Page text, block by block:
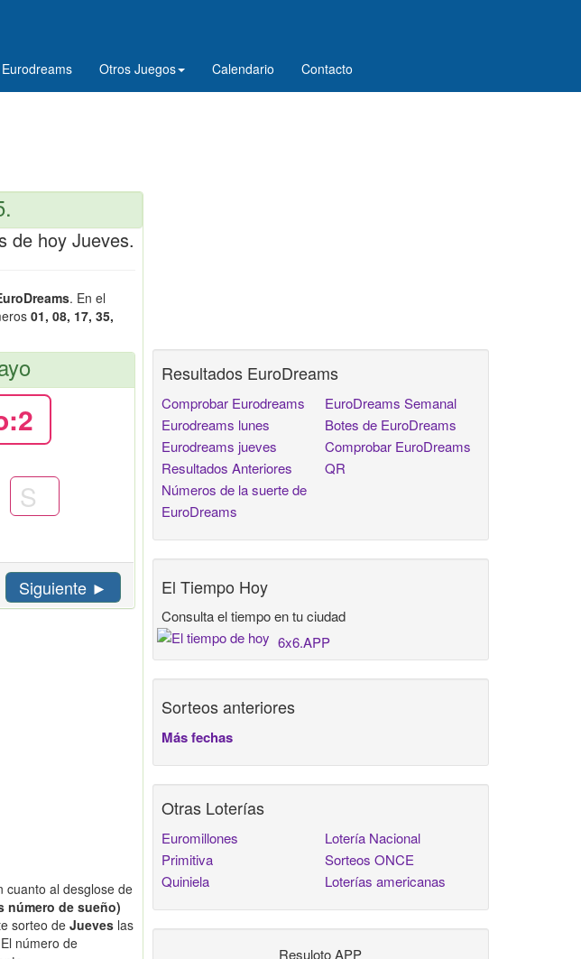
Otros Juegos Calendario Contacto
de hoy Jueves.
. En el
01, 08, 17, 35,
Siguiente ►
cuanto al desglose de
número de sueño)
sorteo de Jueves las
número de
Resultados EuroDreams
Comprobar Eurodreams
Eurodreams lunes
Eurodreams jueves
Resultados Anteriores
Números de la suerte de
EuroDreams
EuroDreams Semanal
Botes de EuroDreams
Comprobar EuroDreams
QR
El Tiempo Hoy
Consulta el tiempo en tu ciudad
6x6.APP
Sorteos anteriores
Más fechas
Otras Loterías
Euromillones
Primitiva
Quiniela
Lotería Nacional
Sorteos ONCE
Loterías americanas
Resuloto APP